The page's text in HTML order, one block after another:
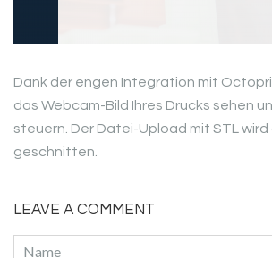
Dank der engen Integration mit
das Webcam-Bild Ihres Drucks sehen
steuern. Der Datei-Upload mit STL
geschnitten.
LEAVE A COMMENT